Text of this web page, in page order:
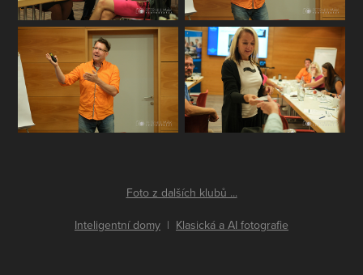
Foto z dalších klubů ...
Inteligentní domy | Klasická a AI fotografie